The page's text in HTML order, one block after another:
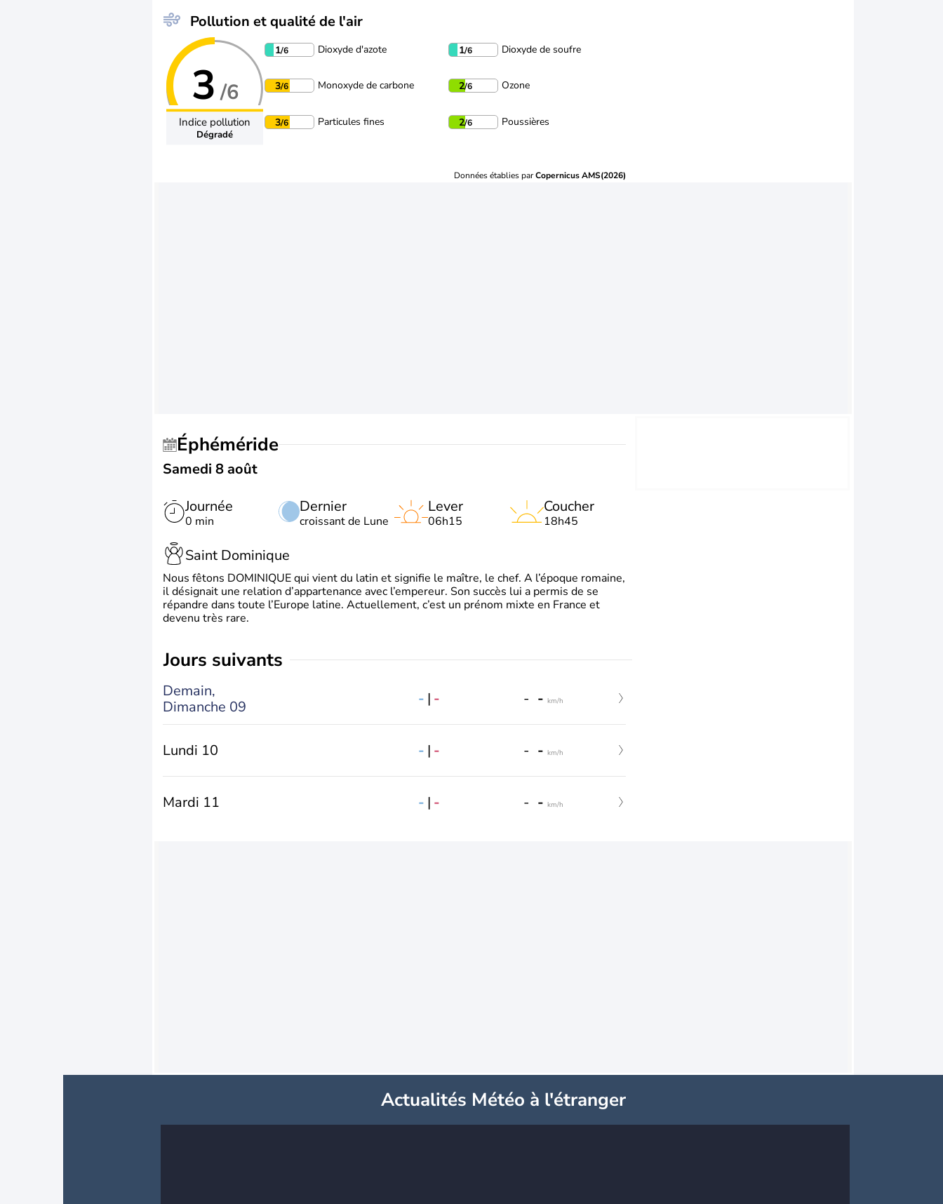
Pollution et qualité de l'air
3 /6
Indice pollution
Dégradé
1/6 Dioxyde d'azote 1/6 Dioxyde de soufre
3/6 Monoxyde de carbone 2/6 Ozone
3/6 Particules fines 2/6 Poussières
Données établies parCopernicus AMS(2026)
Éphéméride
Samedi 8 août
Journée
0 min
Dernier
croissant de Lune
Lever
06h15
Coucher
18h45
Saint Dominique
Nous fêtons DOMINIQUE qui vient du latin et signifie le maître, le chef. A l’époque romaine,
il désignait une relation d’appartenance avec l’empereur. Son succès lui a permis de se
répandre dans toute l’Europe latine. Actuellement, c’est un prénom mixte en France et
devenu très rare.
jours suivants
Demain,
Dimanche 09
- | - - - km/h
Lundi 10 - | - - - km/h
Mardi 11 - | - - - km/h
Actualités Météo à l'étranger